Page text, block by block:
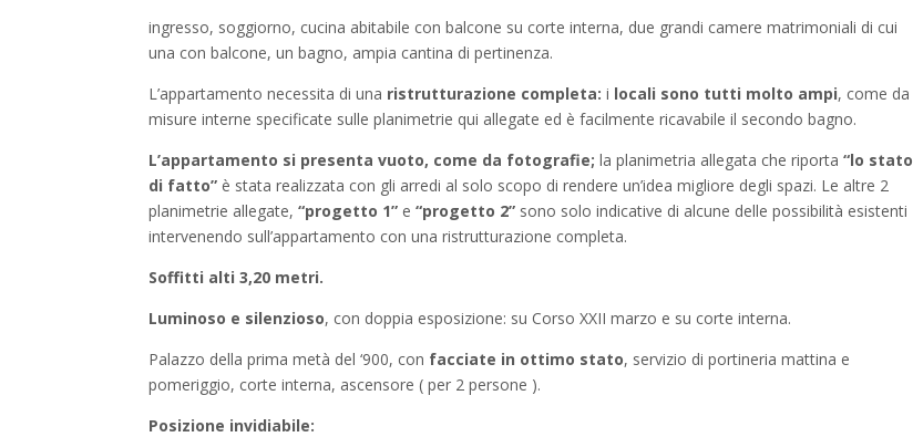
ingresso, soggiorno, cucina abitabile con balcone su corte interna, due grandi camere matrimoniali di cui
una con balcone, un bagno, ampia cantina di pertinenza.
L’appartamento necessita di una ristrutturazione completa:i locali sono tutti molto ampi, come da
misure interne specificate sulle planimetrie qui allegate ed è facilmente ricavabile il secondo bagno.
L’appartamento si presenta vuoto, come da fotografie; la planimetria allegata che riporta“lo stato
di fatto” è stata realizzata con gli arredi al solo scopo di rendere un’idea migliore degli spazi. Le altre 2
planimetrie allegate,“progetto 1” e“progetto 2” sono solo indicative di alcune delle possibilità esistenti
intervenendo sull’appartamento con una ristrutturazione completa.
Soffitti alti 3,20 metri.
Luminoso e silenzioso, con doppia esposizione: su Corso XXII marzo e su corte interna.
Palazzo della prima metà del ‘900, con facciate in ottimo stato, servizio di portineria mattina e
pomeriggio, corte interna, ascensore ( per 2 persone ).
Posizione invidiabile: